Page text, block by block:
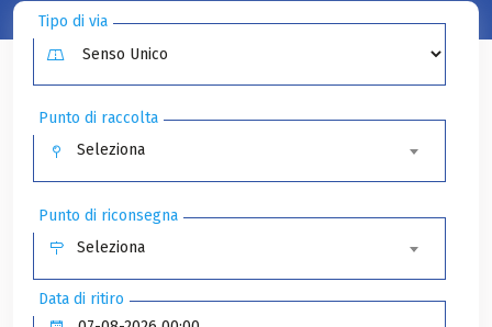
Tipo di via
Punto di raccolta
Seleziona
Punto di riconsegna
Seleziona
Data di ritiro